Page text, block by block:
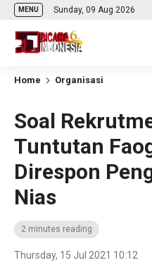
MENU Sunday, 09 Aug 2026
Home Organisasi
Soal
Tuntutan
Direspon
Nias
2 minutes reading
Thursday, 15 Jul 2021 10:12